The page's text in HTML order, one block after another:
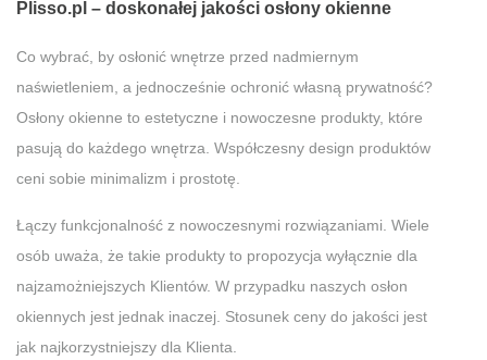
Plisso.pl – doskonałej jakości osłony okienne
Co wybrać, by osłonić wnętrze przed nadmiernym
naświetleniem, a jednocześnie ochronić własną prywatność?
Osłony okienne to estetyczne i nowoczesne produkty, które
pasują do każdego wnętrza. Współczesny design produktów
ceni sobie minimalizm i prostotę.
Łączy funkcjonalność z nowoczesnymi rozwiązaniami. Wiele
osób uważa, że takie produkty to propozycja wyłącznie dla
najzamożniejszych Klientów. W przypadku naszych osłon
okiennych jest jednak inaczej. Stosunek ceny do jakości jest
jak najkorzystniejszy dla Klienta.